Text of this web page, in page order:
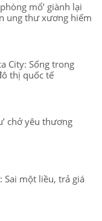
mổ’ giành lại
ung thư xương hiếm
City: Sống trong
thị quốc tế
chở yêu thương
Sai một liều, trả giá